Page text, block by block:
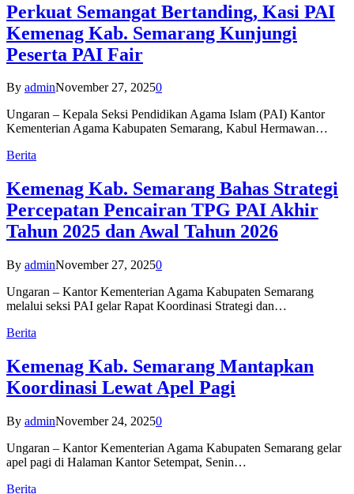
Perkuat Semangat Bertanding, Kasi PAI
Kemenag Kab. Semarang Kunjungi
Peserta PAI Fair
By adminNovember 27, 20250
Ungaran – Kepala Seksi Pendidikan Agama Islam (PAI) Kantor
Kementerian Agama Kabupaten Semarang, Kabul Hermawan…
Berita
Kemenag Kab. Semarang Bahas Strategi
Percepatan Pencairan TPG PAI Akhir
Tahun 2025 dan Awal Tahun 2026
By adminNovember 27, 20250
Ungaran – Kantor Kementerian Agama Kabupaten Semarang
melalui seksi PAI gelar Rapat Koordinasi Strategi dan…
Berita
Kemenag Kab. Semarang Mantapkan
Koordinasi Lewat Apel Pagi
By adminNovember 24, 20250
Ungaran – Kantor Kementerian Agama Kabupaten Semarang gelar
apel pagi di Halaman Kantor Setempat, Senin…
Berita